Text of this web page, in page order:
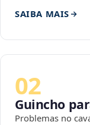
SAIBA MAIS
02
Guincho
Problemas no